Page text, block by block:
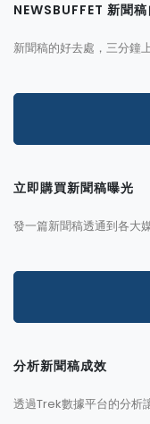
NEWSBUFFET 新聞
新聞稿的好去處，三分鐘
立即購買新聞稿曝光
發一篇新聞稿透通到各大
分析新聞稿成效
透過Trek數據平台的分析